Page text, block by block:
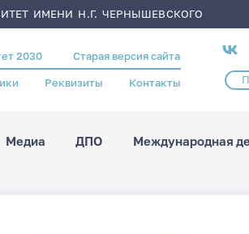
ИМЕНИ Н.Г. ЧЕРНЫШЕВСКОГО
2030 Старая версия сайта
Реквизиты Контакты
сети
Медиа ДПО Международная